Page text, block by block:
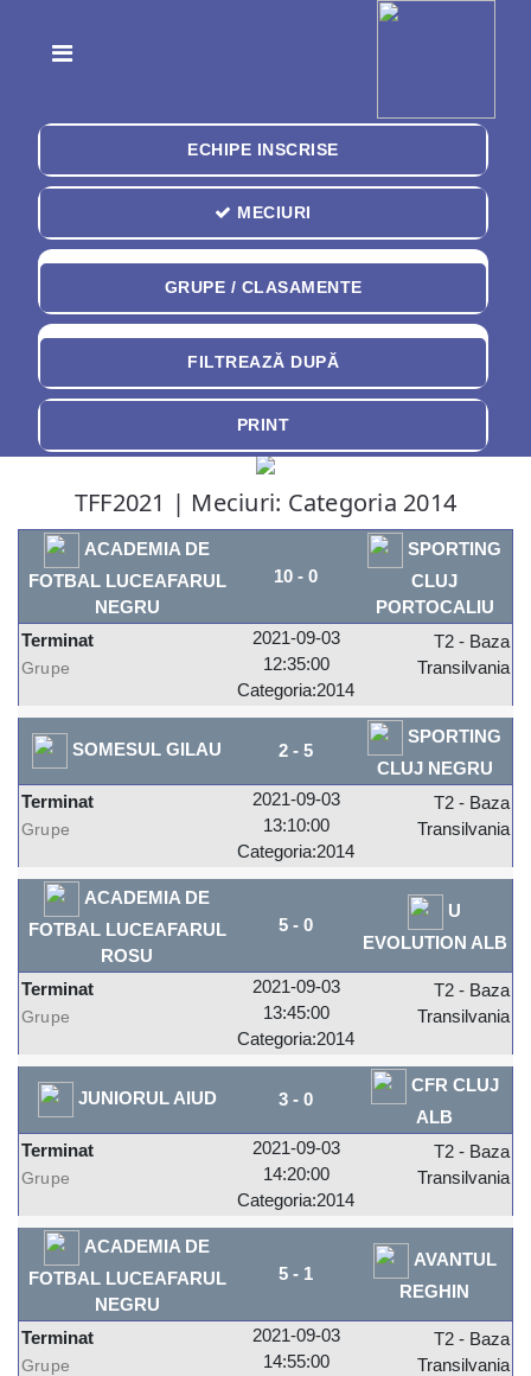
ECHIPE INSCRISE
MECIURI
GRUPE / CLASAMENTE
FILTREAZĂ DUPĂ
PRINT
TFF2021 | Meciuri: Categoria 2014
ACADEMIA DE
FOTBAL LUCEAFARUL
NEGRU
10 - 0
SPORTING
CLUJ
PORTOCALIU
Terminat
Grupe
2021-09-03
12:35:00
Categoria:2014
T2 - Baza
Transilvania
SOMESUL GILAU 2 - 5
SPORTING
CLUJ NEGRU
Terminat
Grupe
2021-09-03
13:10:00
Categoria:2014
T2 - Baza
Transilvania
ACADEMIA DE
FOTBAL LUCEAFARUL
ROSU
5 - 0
U
EVOLUTION ALB
Terminat
Grupe
2021-09-03
13:45:00
Categoria:2014
T2 - Baza
Transilvania
JUNIORUL AIUD 3 - 0
CFR CLUJ
ALB
Terminat
Grupe
2021-09-03
14:20:00
Categoria:2014
T2 - Baza
Transilvania
ACADEMIA DE
FOTBAL LUCEAFARUL
NEGRU
5 - 1
AVANTUL
REGHIN
Terminat
Grupe
2021-09-03
14:55:00
T2 - Baza
Transilvania